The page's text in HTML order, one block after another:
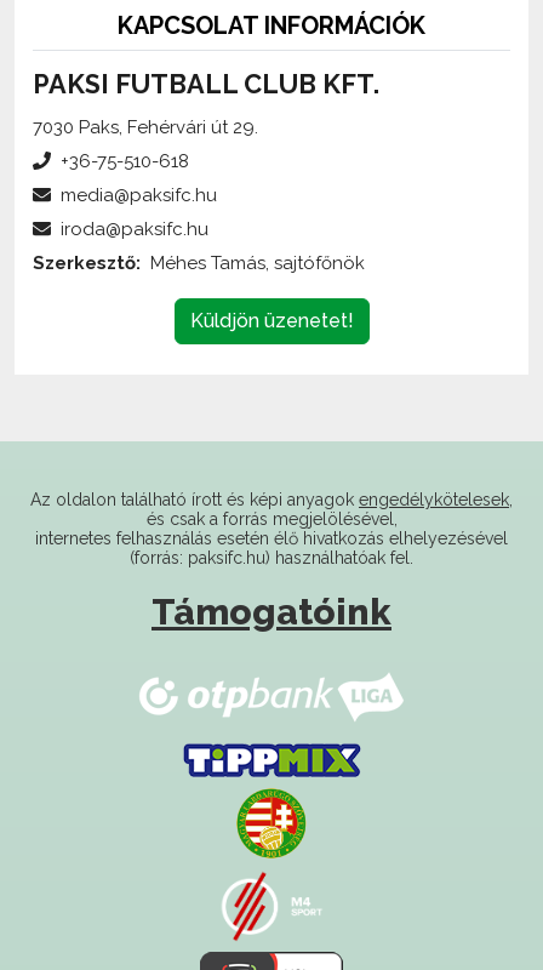
PAKSI FUTBALL CLUB KFT.
7030 Paks, Fehérvári út 29.
Küldjön üzenetet!
internetes felhasználás esetén élő hivatkozás elhelyezésével
(forrás: paksifc.hu) használhatóak fel.
Támogatóink